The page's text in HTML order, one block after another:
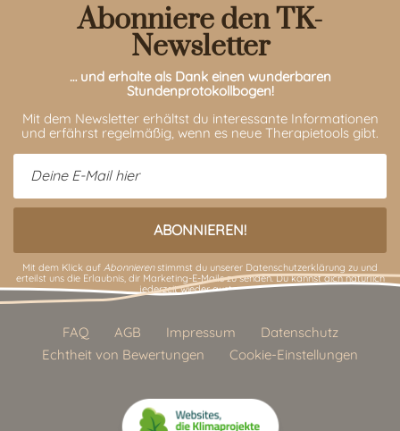
Abonniere den TK-
Newsletter
… und erhalte als Dank einen wunderbaren
Stundenprotokollbogen!
Mit dem Newsletter erhältst du interessante Informationen
und erfährst regelmäßig, wenn es neue Therapietools gibt.
Mit dem Klick auf Abonnierenstimmst du unserer Datenschutzerklärung zu und
erteilst uns die Erlaubnis, dir Marketing-E-Mails zu senden. Du kannst dich natürlich
jederzeit wieder austragen.
FAQ AGB Impressum
Datenschutz
Echtheit von Bewertungen
Cookie-Einstellungen